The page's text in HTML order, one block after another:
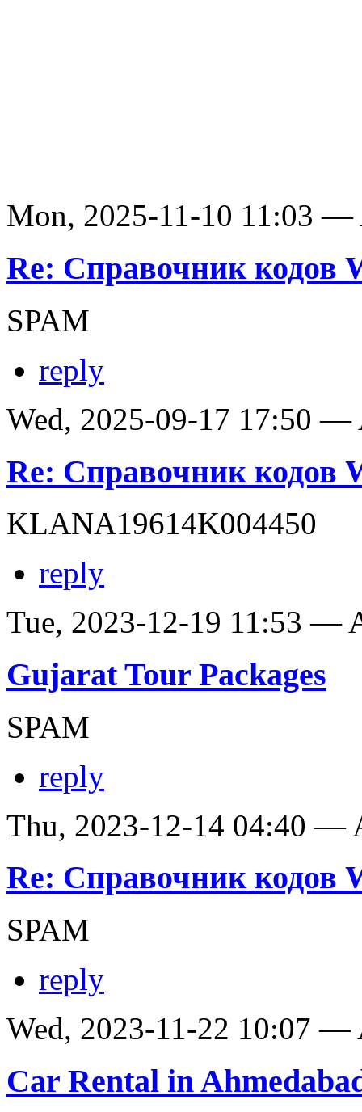
Mon, 2025-11-10 11:03 —
Re: Справочник кодов
SPAM
reply
Wed, 2025-09-17 17:50 —
Re: Справочник кодов
KLANA19614K004450
reply
Tue, 2023-12-19 11:53 —
Gujarat Tour Packages
SPAM
reply
Thu, 2023-12-14 04:40 —
Re: Справочник кодов
SPAM
reply
Wed, 2023-11-22 10:07 —
Car Rental in